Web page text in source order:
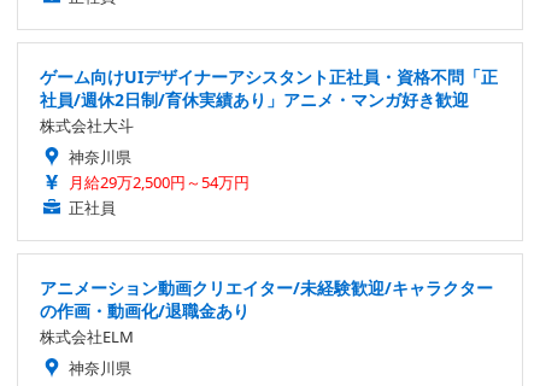
ゲーム向けUIデザイナーアシスタント正社員・資格不問「正
社員/週休2日制/育休実績あり」アニメ・マンガ好き歓迎
株式会社大斗
神奈川県
月給29万2,500円～54万円
正社員
アニメーション動画クリエイター/未経験歓迎/キャラクター
の作画・動画化/退職金あり
株式会社ELM
神奈川県